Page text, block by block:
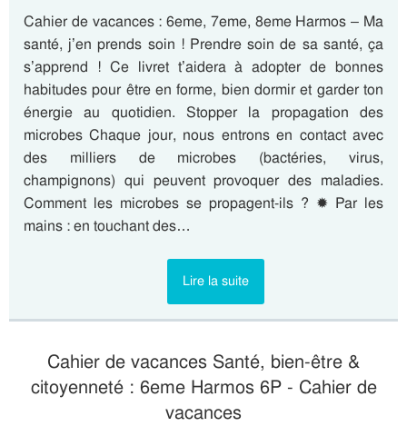
Cahier de vacances : 6eme, 7eme, 8eme Harmos – Ma
santé, j’en prends soin ! Prendre soin de sa santé, ça
s’apprend ! Ce livret t’aidera à adopter de bonnes
habitudes pour être en forme, bien dormir et garder ton
énergie au quotidien. Stopper la propagation des
microbes Chaque jour, nous entrons en contact avec
des milliers de microbes (bactéries, virus,
champignons) qui peuvent provoquer des maladies.
Comment les microbes se propagent-ils ? ✹ Par les
mains : en touchant des…
Lire la suite
Cahier de vacances Santé, bien-être &
citoyenneté : 6eme Harmos 6P - Cahier de
vacances